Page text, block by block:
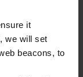
it
we will set
beacons, to